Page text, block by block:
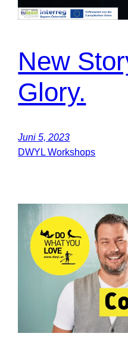
New
Glory.
Juni 5, 2023
DWYL Workshops